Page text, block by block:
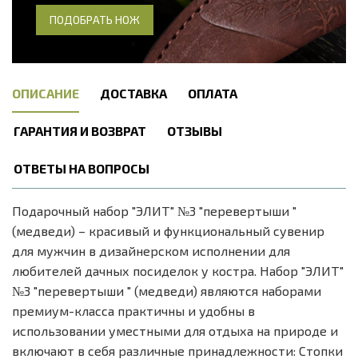
ПОДОБРАТЬ НОЖ
ОПИСАНИЕ ДОСТАВКА ОПЛАТА
ГАРАНТИЯ И ВОЗВРАТ ОТЗЫВЫ
ОТВЕТЫ НА ВОПРОСЫ
Подарочный набор "ЭЛИТ" №3 "перевертыши "
(медведи) – красивый и функциональный сувенир
для мужчин в дизайнерском исполнении для
любителей дачных посиделок у костра. Набор "ЭЛИТ"
№3 "перевертыши " (медведи) являются наборами
премиум-класса практичны и удобны в
использовании уместными для отдыха на природе и
включают в себя различные принадлежности: Стопки